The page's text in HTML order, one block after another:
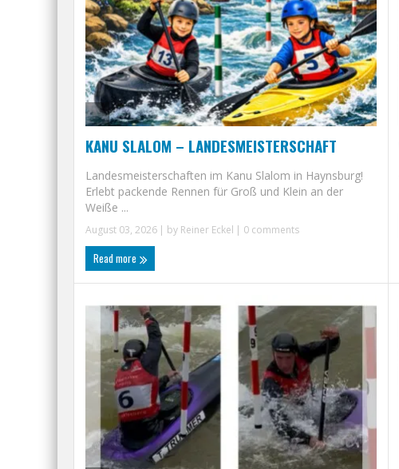
KANU SLALOM – LANDESMEISTERSCHAFT
Landesmeisterschaften im Kanu Slalom in Haynsburg!
Erlebt packende Rennen für Groß und Klein an der
Weiße ...
August 03, 2026 | by Reiner Eckel | 0 comments
Read more